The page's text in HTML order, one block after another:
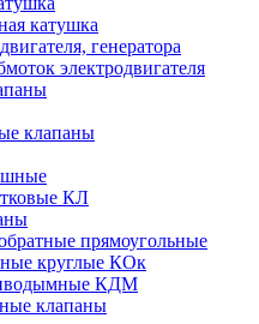
катушка
генератора
электродвигателя
клапаны
КЛ
прямоугольные
круглые КОк
КДМ
клапаны